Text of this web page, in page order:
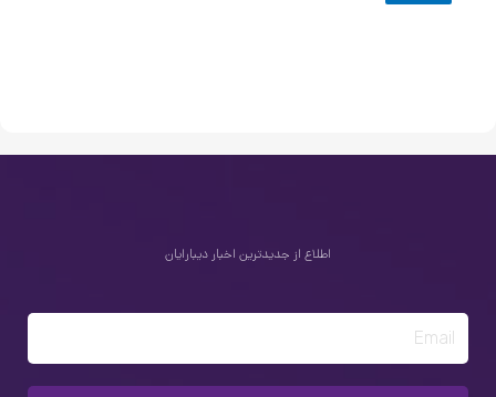
اطلاع از جدیدترین اخبار دیبارایان
Email